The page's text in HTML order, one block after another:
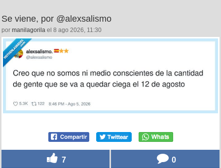
Se viene, por @alexsalismo
por manilagorila el 8 ago 2026, 11:30
7 0